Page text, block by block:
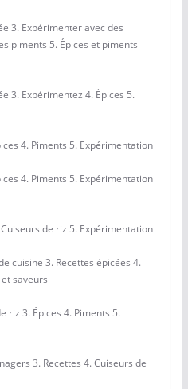
3. Expérimenter avec des
piments 5. Épices et piments
3. Expérimentez 4. Épices 5.
4. Piments 5. Expérimentation
4. Piments 5. Expérimentation
de riz 5. Expérimentation
cuisine 3. Recettes épicées 4.
saveurs
riz 3. Épices 4. Piments 5.
3. Recettes 4. Cuiseurs de